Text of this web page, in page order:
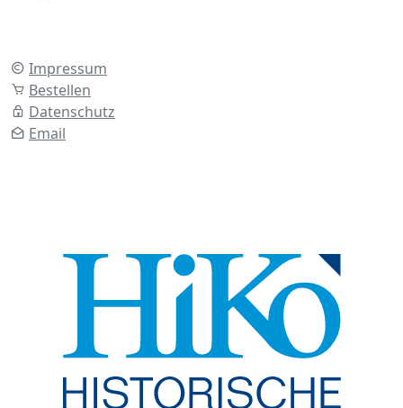
Impressum
Bestellen
Datenschutz
Email